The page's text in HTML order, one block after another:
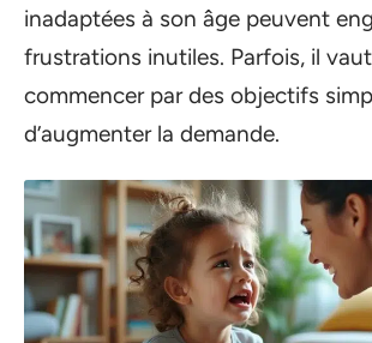
inadaptées à son âge peuvent
frustrations inutiles. Parfois, il
commencer par des objectifs
d’augmenter la demande.